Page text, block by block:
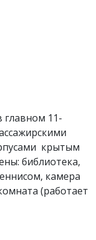
главном 11-
крытым
библиотека,
камера
(работает